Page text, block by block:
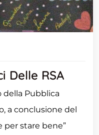
Delle RSA
della Pubblica
a conclusione del
per stare bene”